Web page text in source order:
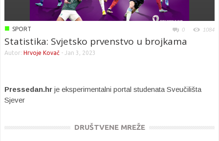
■ SPORT 0 1084
Statistika: Svjetsko prvenstvo u brojkama
Autor: Hrvoje Kovač - Jan 3, 2023
Pressedan.hr je eksperimentalni portal studenata Sveučilišta
Sjever
DRUŠTVENE MREŽE